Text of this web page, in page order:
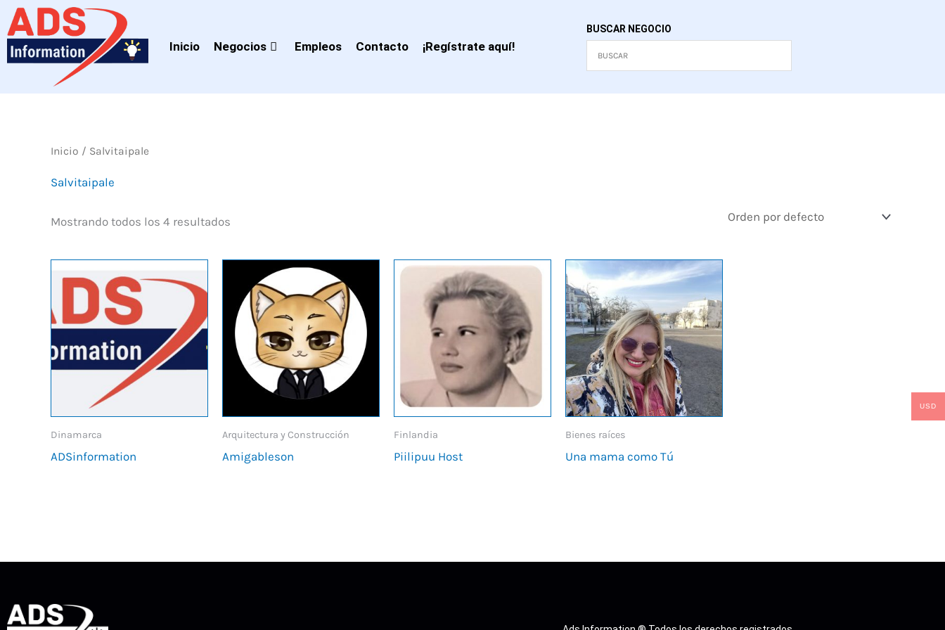
al
contenido
Inicio Negocios Empleos Contacto ¡Regístrate aquí!
BUSCAR NEGOCIO
Inicio / Salvitaipale
Salvitaipale
Mostrando todos los 4 resultados
Dinamarca
ADSinformation
Arquitectura y Construcción
Amigableson
Finlandia
Piilipuu Host
Bienes raíces
Una mama como Tú
USD